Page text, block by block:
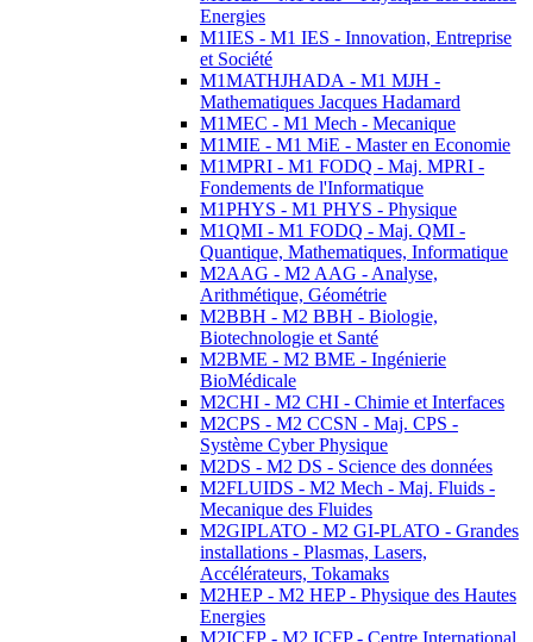
Energies
M1IES - M1 IES - Innovation, Entreprise
et Société
M1MATHJHADA - M1 MJH -
Mathematiques Jacques Hadamard
M1MEC - M1 Mech - Mecanique
M1MIE - M1 MiE - Master en Economie
M1MPRI - M1 FODQ - Maj. MPRI -
Fondements de l'Informatique
M1PHYS - M1 PHYS - Physique
M1QMI - M1 FODQ - Maj. QMI -
Quantique, Mathematiques, Informatique
M2AAG - M2 AAG - Analyse,
Arithmétique, Géométrie
M2BBH - M2 BBH - Biologie,
Biotechnologie et Santé
M2BME - M2 BME - Ingénierie
BioMédicale
M2CHI - M2 CHI - Chimie et Interfaces
M2CPS - M2 CCSN - Maj. CPS -
Système Cyber Physique
M2DS - M2 DS - Science des données
M2FLUIDS - M2 Mech - Maj. Fluids -
Mecanique des Fluides
M2GIPLATO - M2 GI-PLATO - Grandes
installations - Plasmas, Lasers,
Accélérateurs, Tokamaks
M2HEP - M2 HEP - Physique des Hautes
Energies
M2ICFP - M2 ICFP - Centre International